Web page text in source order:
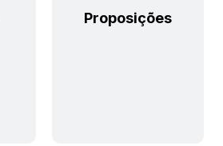
Proposições